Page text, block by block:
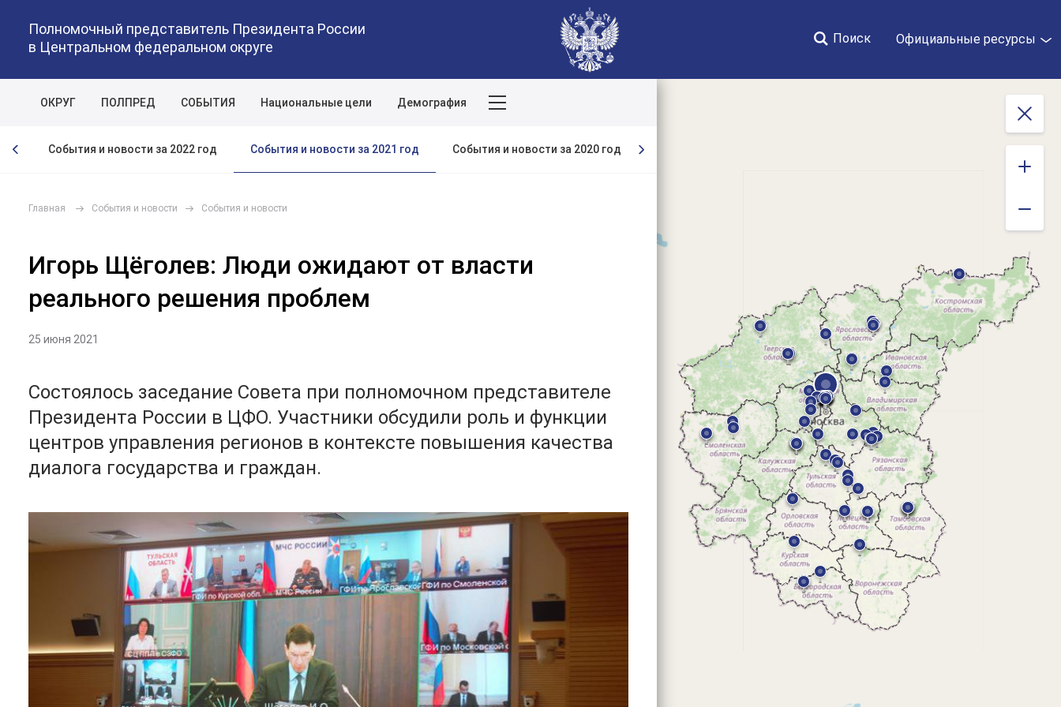
Полномочный представитель Президента России
в Центральном федеральном округе
Поиск
Закрыть
Официальные ресурсы
ОКРУГ ПОЛПРЕД СОБЫТИЯ Национальные цели Демография
События и новости за 2022 год События и новости за 2021 год События и новости за 2020 год События и новости за 2018 год
Главная События и новости События и новости
Игорь Щёголев: Люди ожидают от власти
реального решения проблем
25 июня 2021
Состоялось заседание Совета при полномочном представителе
Президента России в ЦФО. Участники обсудили роль и функции
центров управления регионов в контексте повышения качества
диалога государства и граждан.